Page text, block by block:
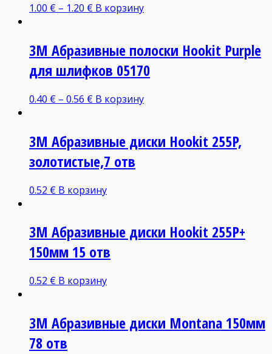
1.00 € – 1.20 € В корзину
3М Абразивные полоски Hoоkit Purple
для шлифков 05170
0.40 € – 0.56 € В корзину
3M Абразивные диски Hookit 255P,
золотистые,7 отв
0.52 € В корзину
3M Абразивные диски Hookit 255P+
150мм 15 отв
0.52 € В корзину
3M Абразивные диски Montana 150мм
78 отв